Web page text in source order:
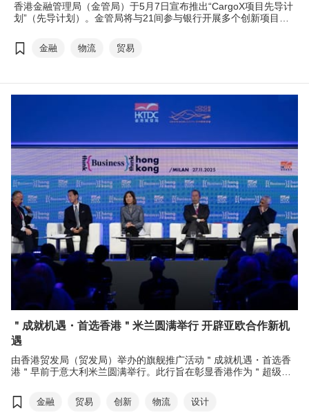
香港金融管理局（金管局）于5月7日宣布推出“CargoX项目先导计
划”（先导计划）。金管局将与21间参与银行开展多个创新项目，
场景，旨在推动贸易融资数字化，并提高香港中小企获取贸易融资
的机会。
金融 物流 贸易
＂成就机遇・首选香港＂米兰圆满举行 开辟亚欧合作新机
遇
由香港贸发局（贸发局）举办的旗舰推广活动＂成就机遇・首选香
港＂早前于意大利米兰圆满举行。此行旨在彰显香港作为＂超级联
企业，共同探索意大利、以至欧洲市场的机遇，深化亚欧之间的交
流合作，活动吸引逾千名当地商界代表参与。焦点活动之一＂香港
金融 贸易 创新 物流 设计